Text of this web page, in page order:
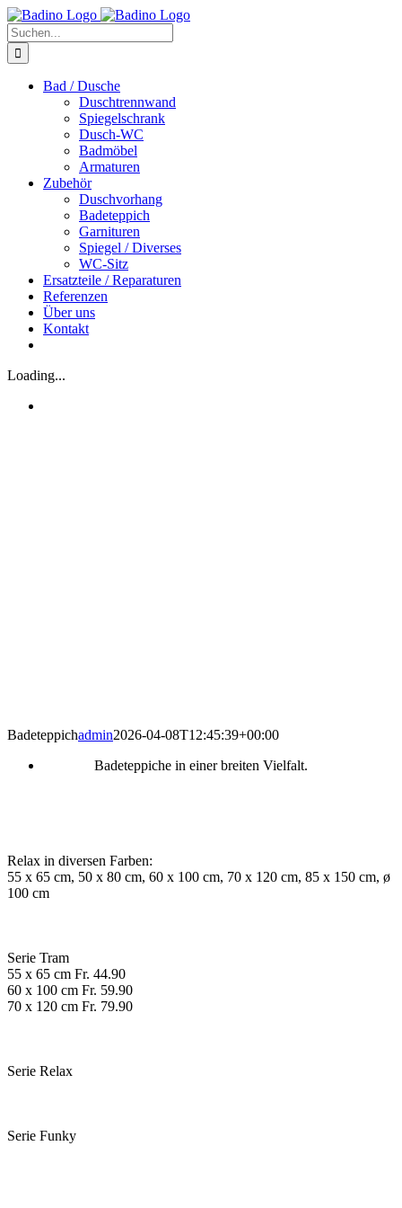
Zum
Inhalt
springen
Suche
nach:
Bad / Dusche
Duschtrennwand
Spiegelschrank
Dusch-WC
Badmöbel
Armaturen
Zubehör
Duschvorhang
Badeteppich
Garnituren
Spiegel / Diverses
WC-Sitz
Ersatzteile / Reparaturen
Referenzen
Über uns
Kontakt
Loading...
Badeteppichadmin2026-04-08T12:45:39+00:00
Badeteppiche in einer breiten Vielfalt.
Relax in diversen Farben:
55 x 65 cm, 50 x 80 cm, 60 x 100 cm, 70 x 120 cm, 85 x 150 cm, ø
100 cm
Serie Tram
55 x 65 cm Fr. 44.90
60 x 100 cm Fr. 59.90
70 x 120 cm Fr. 79.90
Serie Relax
Serie Funky